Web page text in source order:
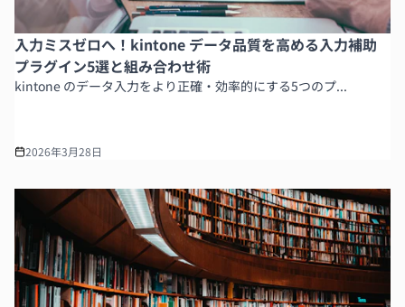
入力ミスゼロへ！kintone データ品質を高める入力補助
プラグイン5選と組み合わせ術
kintone のデータ入力をより正確・効率的にする5つのプ...
2026年3月28日